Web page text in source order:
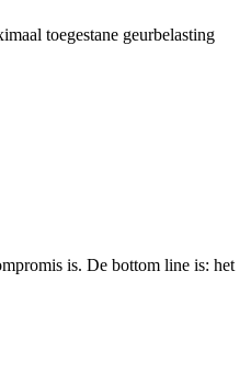
toegestane geurbelasting
is. De bottom line is: het